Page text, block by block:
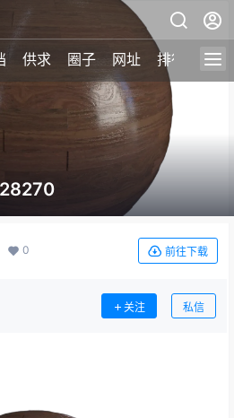
供求 圈子 网址 排行榜
0 前往下载
关注 私信